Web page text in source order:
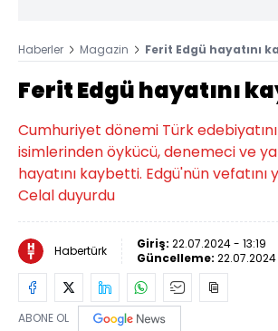
Haberler Magazin Ferit Edgü hayatını
Ferit Edgü hayatını
Cumhuriyet dönemi Türk
isimlerinden öykücü, denemeci ve
hayatını kaybetti. Edgü'nün vefatını
Celal duyurdu
Habertürk Giriş: 22.07.2024 - 13:19
Güncelleme: 22.07.2024
ABONE OL